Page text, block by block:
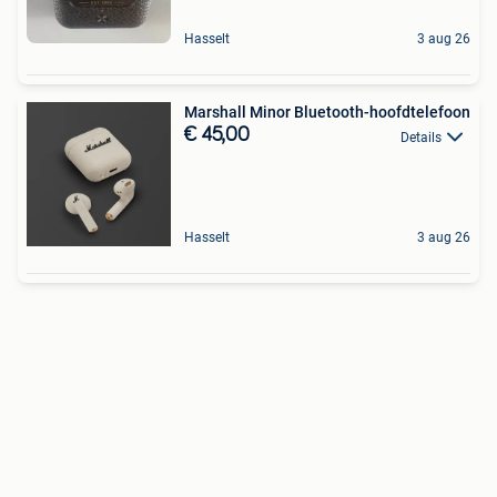
Hasselt 3 aug 26
Marshall Minor Bluetooth-hoofdtelefoon
€ 45,00 Details
Hasselt 3 aug 26